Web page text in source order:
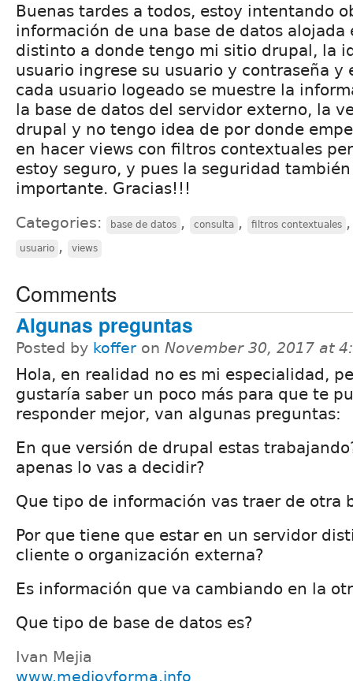
Buenas tardes a todos, estoy intentando
información de una base de datos alojada
distinto a donde tengo mi sitio drupal, la
usuario ingrese su usuario y contraseña y
cada usuario logeado se muestre la
la base de datos del servidor externo, la
drupal y no tengo idea de por donde
en hacer views con filtros contextuales
estoy seguro, y pues la seguridad
importante. Gracias!!!
Categories: base de datos , consulta , filtros contextuales
usuario , views
Comments
Algunas preguntas
Posted by koffer on November 30, 2017 at
Hola, en realidad no es mi especialidad,
gustaría saber un poco más para que te
responder mejor, van algunas preguntas:
En que versión de drupal estas
apenas lo vas a decidir?
Que tipo de información vas traer de otra
Por que tiene que estar en un servidor
cliente o organización externa?
Es información que va cambiando en la
Que tipo de base de datos es?
Ivan Mejia
www.medioyforma.info